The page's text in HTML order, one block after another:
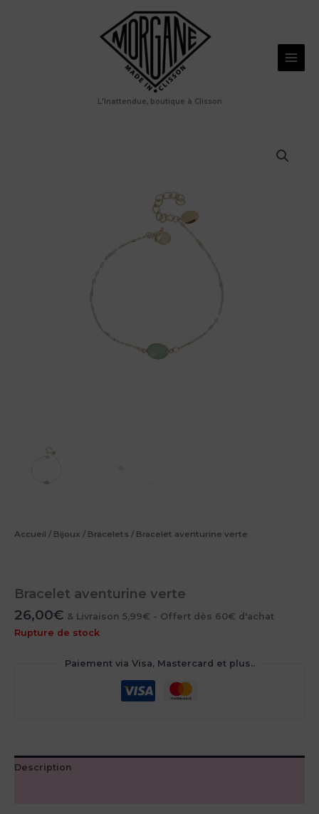
L'Inattendue, boutique à Clisson
Accueil / Bijoux / Bracelets / Bracelet aventurine verte
Bracelet aventurine verte
26,00€ & Livraison 5,99€ - Offert dès 60€ d'achat
Rupture de stock
Paiement via Visa, Mastercard et plus..
Description